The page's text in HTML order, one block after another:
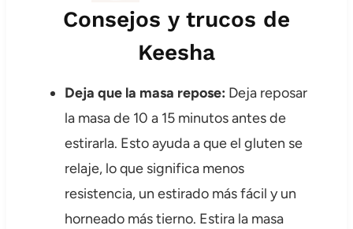
Consejos y trucos de
Keesha
Deja que la masa repose: Deja reposar
la masa de 10 a 15 minutos antes de
estirarla. Esto ayuda a que el gluten se
relaje, lo que significa menos
resistencia, un estirado más fácil y un
horneado más tierno. Estira la masa